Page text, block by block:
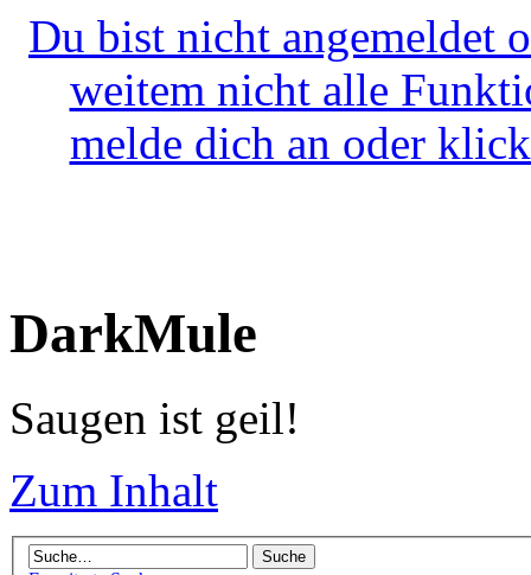
Du bist nicht angemeldet
weitem nicht alle
melde dich an oder
DarkMule
Saugen ist geil!
Zum Inhalt